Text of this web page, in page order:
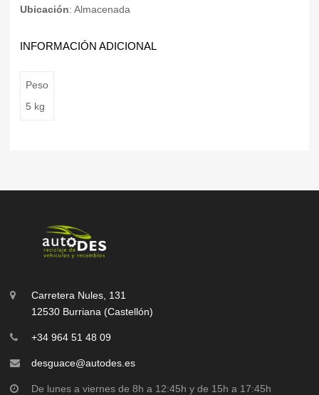
Ubicación: Almacenada
INFORMACIÓN ADICIONAL
Peso
5 kg
Carretera Nules, 131
12530 Burriana (Castellón)
+34 964 51 48 09
desguace@autodes.es
De lunes a viernes de 8h a 12:45h y de 15h a 17:45h